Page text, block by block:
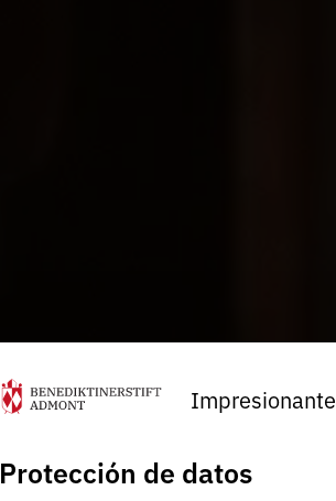
Impresionante
Protección de datos